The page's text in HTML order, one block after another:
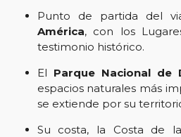
Punto de partida del
América, con los
testimonio histórico.
El Parque Nacional de
espacios naturales más
se extiende por su
Su costa, la Costa de